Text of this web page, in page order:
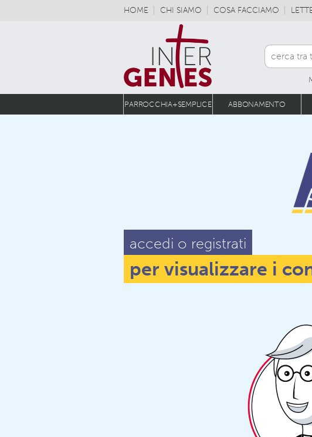
HOME CHI SIAMO COSA FACCIAMO
PARROCCHIA+SEMPLICE ABBONAMENTO
accedi o registrati
per visualizzare i